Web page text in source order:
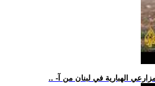
الهبارية في لبنان من آ